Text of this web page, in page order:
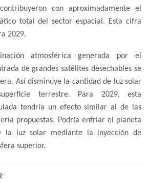
con aproximadamente el
total del sector espacial. Esta cifra
2029.
atmosférica generada por el
de grandes satélites desechables se
Así disminuye la cantidad de luz solar
terrestre. Para 2029, esta
tendría un efecto similar al de las
propuestas. Podría enfriar el planeta
la luz solar mediante la inyección de
superior.